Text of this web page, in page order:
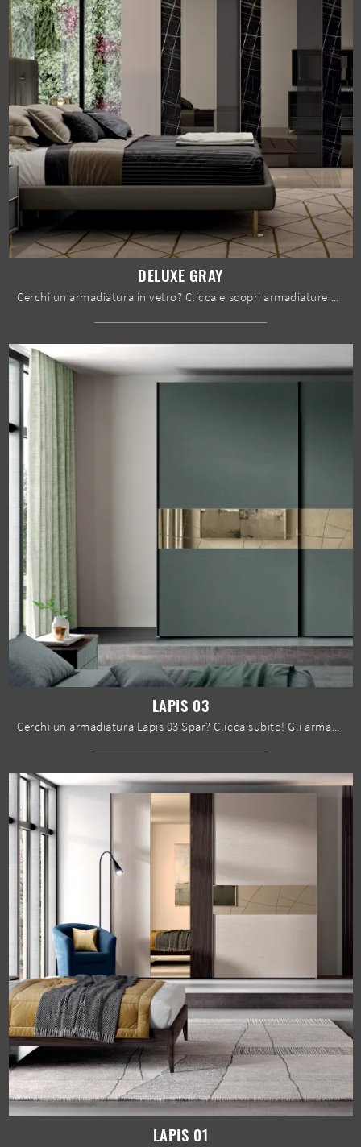
DELUXE GRAY
LAPIS 03
Cerchi un'armadiatura Lapis 03 Spar? Clicca subito! Gli armadi a muro con ante scorrevoli ti aspettano.
LAPIS 01